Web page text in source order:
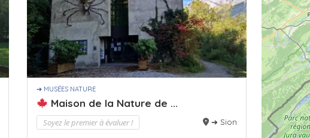
➔ MUSÉES NATURE
Maison de la Nature de ...
Soyez le premier à évaluer ! ➔ Sion